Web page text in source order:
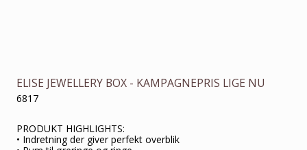
ELISE JEWELLERY BOX - KAMPAGNEPRIS LIGE NU
6817
PRODUKT HIGHLIGHTS:
• Indretning der giver perfekt overblik